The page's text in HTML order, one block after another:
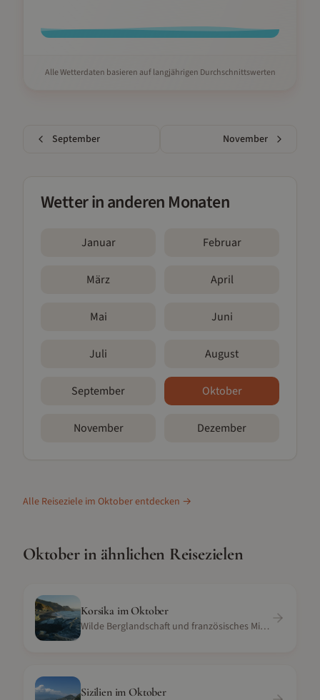
Alle Wetterdaten basieren auf langjährigen Durchschnittswerten
September November
Wetter in anderen Monaten
Januar Februar
März April
Mai Juni
Juli August
September Oktober
November Dezember
Alle Reiseziele im Oktoberentdecken →
Oktoberin ähnlichen Reisezielen
Korsika im Oktober
Wilde Berglandschaft und französisches Mittelmeer
Sizilienim Oktober